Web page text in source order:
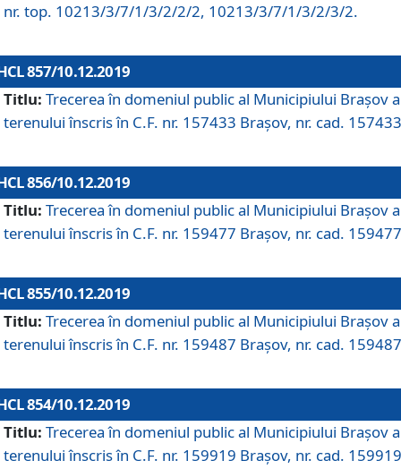
nr. top. 10213/3/7/1/3/2/2/2, 10213/3/7/1/3/2/3/2.
857/10.12.2019
Titlu: Trecerea în domeniul public al Municipiului Braşov a
terenului înscris în C.F. nr. 157433 Brașov, nr. cad.
856/10.12.2019
Titlu: Trecerea în domeniul public al Municipiului Braşov a
terenului înscris în C.F. nr. 159477 Brașov, nr. cad.
855/10.12.2019
Titlu: Trecerea în domeniul public al Municipiului Braşov a
terenului înscris în C.F. nr. 159487 Brașov, nr. cad.
854/10.12.2019
Titlu: Trecerea în domeniul public al Municipiului Braşov a
terenului înscris în C.F. nr. 159919 Brașov, nr. cad.